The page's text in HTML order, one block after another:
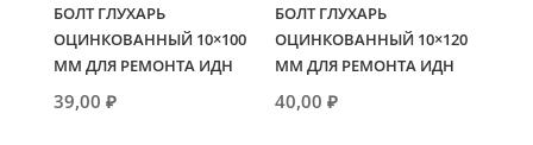
БОЛТ ГЛУХАРЬ
ОЦИНКОВАННЫЙ 10×100
ММ ДЛЯ РЕМОНТА ИДН
39,00 ₽
БОЛТ ГЛУХАРЬ
ОЦИНКОВАННЫЙ 10×120
ММ ДЛЯ РЕМОНТА ИДН
40,00₽